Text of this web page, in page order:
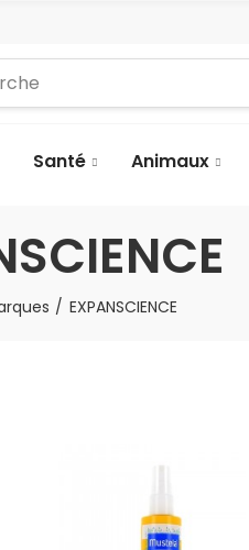
Santé Animaux
EXPANSCIENCE